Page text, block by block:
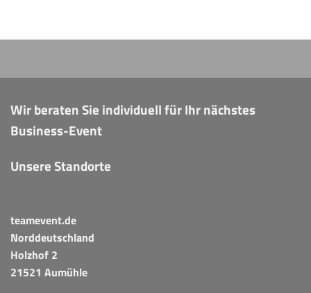
Wir beraten Sie individuell für Ihr nächstes
Business-Event
Unsere Standorte
teamevent.de
Norddeutschland
Holzhof 2
21521 Aumühle